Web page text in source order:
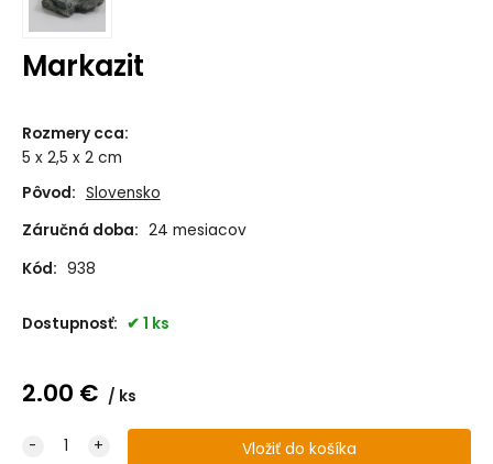
Markazit
Rozmery cca:
5 x 2,5 x 2 cm
Pôvod: Slovensko
Záručná doba: 24 mesiacov
Kód: 938
Dostupnosť: 1 ks
2.00 € ks